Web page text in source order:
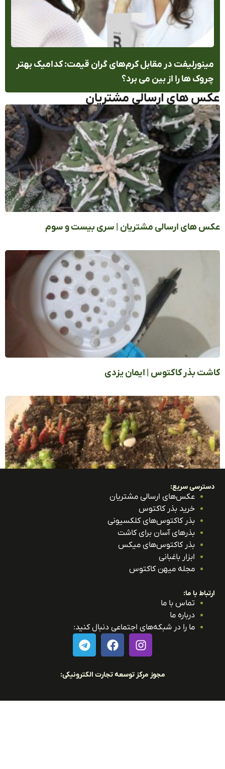
در مقابل کرم‌های گران قیمت: کدامیک بهتر
ها را از بین می برد؟
های ارسالی مشتریان
های ارسالی مشتریان | سری بیست و سوم
بذر کاکتوس | ایمان یزدی
بذر کاکتوس | علیرضا دانشور
سریع:
عکس‌های ارسالی مشتریان
خرید بذر کاکتوس
بذر کاکتوس‌های کلکسیونی
بذرهای آسان برای کاشت
بذر کاکتوس‌های میکس
ابزار باغبانی
مجله میهن کاکتوس
با ما:
تماس با ما
درباره ما
ما را در شبکه‌های اجتماعی دنبال کنید:
مجوز مرکز توسعه تجارت الکترونیکی: